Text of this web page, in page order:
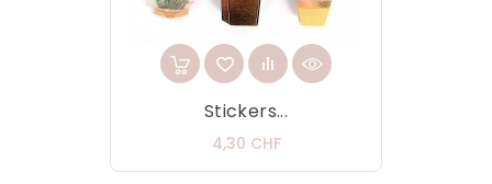
Stickers...
4,30 CHFPrix